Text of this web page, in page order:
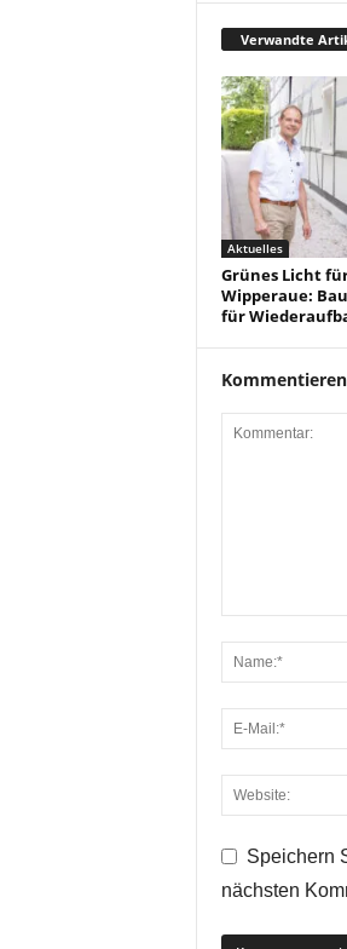
Verwandte
Aktuelles
Grünes Licht
Wipperaue:
für
Speichern
nächsten